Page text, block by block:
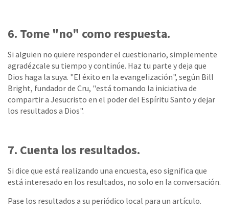
6. Tome "no" como respuesta.
Si alguien no quiere responder el cuestionario, simplemente
agradézcale su tiempo y continúe. Haz tu parte y deja que
Dios haga la suya. "El éxito en la evangelización", según Bill
Bright, fundador de Cru, "está tomando la iniciativa de
compartir a Jesucristo en el poder del Espíritu Santo y dejar
los resultados a Dios".
7. Cuenta los resultados.
Si dice que está realizando una encuesta, eso significa que
está interesado en los resultados, no solo en la conversación.
Pase los resultados a su periódico local para un artículo.